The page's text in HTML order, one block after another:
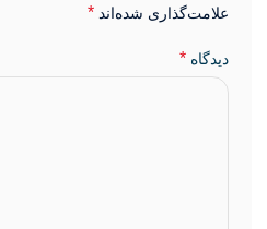
علامت‌گذاری شده‌اند *
دیدگاه *